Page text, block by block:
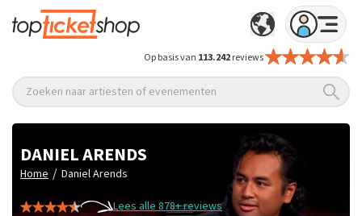
Op basis van 113.242reviews
Zoeken naar artiesten of evenementen
DANIEL ARENDS
Home / Daniel Arends
Lees alle 878+ reviews